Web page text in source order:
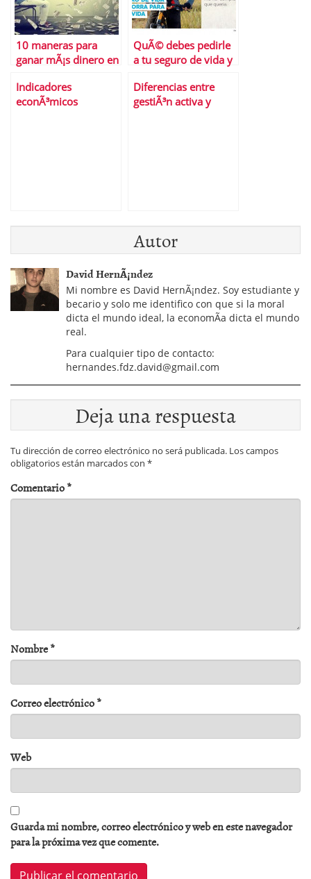
10 maneras para
ganar mÃ¡s dinero en
QuÃ© debes pedirle
a tu seguro de vida y
mejor propuesta
Indicadores
econÃ³micos
Diferencias entre
gestiÃ³n activa y
Autor
David HernÃ¡ndez
Mi nombre es David HernÃ¡ndez. Soy estudiante y
becario y solo me identifico con que si la moral
dicta el mundo ideal, la economÃ­a dicta el mundo
real.
Para cualquier tipo de contacto:
hernandes.fdz.david@gmail.com
Deja una respuesta
Tu dirección de correo electrónico no será publicada. Los campos
obligatorios están marcados con *
Comentario*
Nombre*
Correo electrónico*
Web
Guarda mi nombre, correo electrónico y web en este navegador
para la próxima vez que comente.